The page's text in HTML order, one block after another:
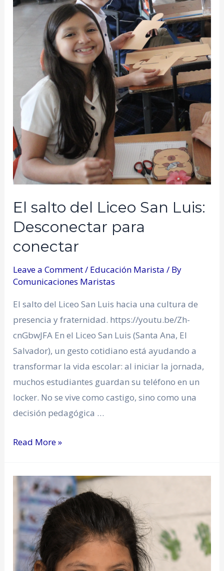
El salto del Liceo San Luis:
Desconectar para
conectar
Leave a Comment/ Educación Marista / By
Comunicaciones Maristas
El salto del Liceo San Luis hacia una cultura de
presencia y fraternidad. https://youtu.be/Zh-
cnGbwJFA En el Liceo San Luis (Santa Ana, El
Salvador), un gesto cotidiano está ayudando a
transformar la vida escolar: al iniciar la jornada,
muchos estudiantes guardan su teléfono en un
locker. No se vive como castigo, sino como una
decisión pedagógica …
Read More »